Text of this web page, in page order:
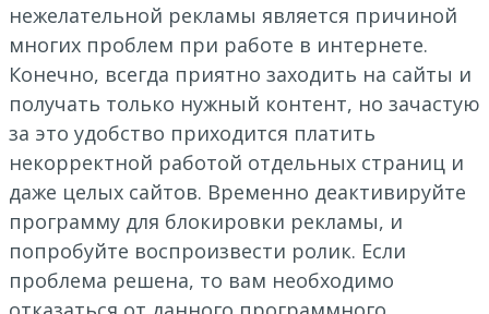
нежелательной рекламы является причиной
многих проблем при работе в интернете.
Конечно, всегда приятно заходить на сайты и
получать только нужный контент, но зачастую
за это удобство приходится платить
некорректной работой отдельных страниц и
даже целых сайтов. Временно деактивируйте
программу для блокировки рекламы, и
попробуйте воспроизвести ролик. Если
проблема решена, то вам необходимо